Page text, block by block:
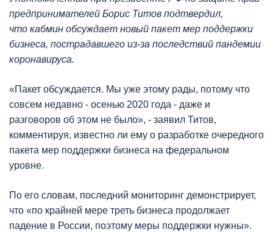
предпринимателей Борис Титов подтвердил,
что кабмин обсуждает новый пакет мер поддержки
бизнеса, пострадавшего из-за последствий пандемии
коронавируса.
«Пакет обсуждается. Мы уже этому рады, потому что
совсем недавно - осенью 2020 года - даже и
разговоров об этом не было», - заявил Титов,
комментируя, известно ли ему о разработке очередного
пакета мер поддержки бизнеса на федеральном
уровне.
По его словам, последний мониторинг демонстрирует,
что «по крайней мере треть бизнеса продолжает
падение в России, поэтому меры поддержки нужны».